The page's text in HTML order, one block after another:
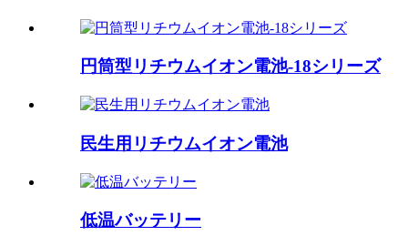
円筒型リチウムイオン電池-18シリーズ
民生用リチウムイオン電池
低温バッテリー